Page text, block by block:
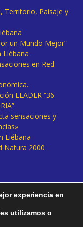
Territorio, Paisaje y
un Mundo Mejor”
Liébana
en Red
LEADER “36
sensaciones y
Liébana
Natura 2000
experiencia en
utilizamos o